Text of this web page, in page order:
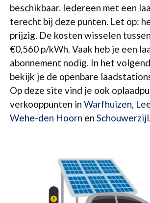
beschikbaar. Iedereen met een
terecht bij deze punten. Let op:
prijzig. De kosten wisselen
€0,560 p/kWh. Vaak heb je een
abonnement nodig. In het
bekijk je de openbare
Op deze site vind je ook
verkooppunten in Warfhuizen,
Wehe-den Hoorn en Schouwerzijl.